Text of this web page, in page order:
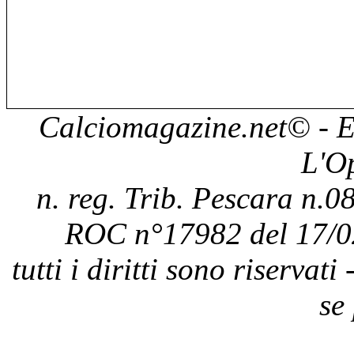
Calciomagazine.net© -
n. reg. Trib. Pescara
ROC n°17982 del 17/
tutti i diritti sono riservati